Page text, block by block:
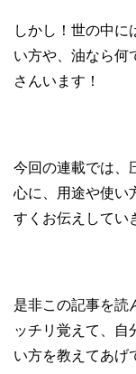
しかし！世の中に
い方や、油なら何
さんいます！
今回の連載では、
心に、用途や使い
すくお伝えしてい
是非この記事を読
ッチリ覚えて、自
い方を教えてあげ